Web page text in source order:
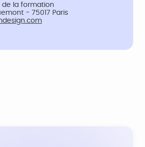
de la formation
- 75017 Paris